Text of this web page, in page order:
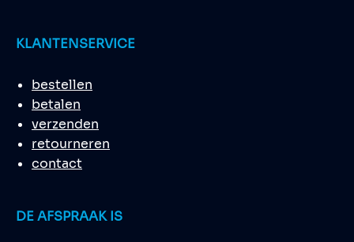
KLANTENSERVICE
bestellen
betalen
verzenden
retourneren
contact
DE AFSPRAAK IS